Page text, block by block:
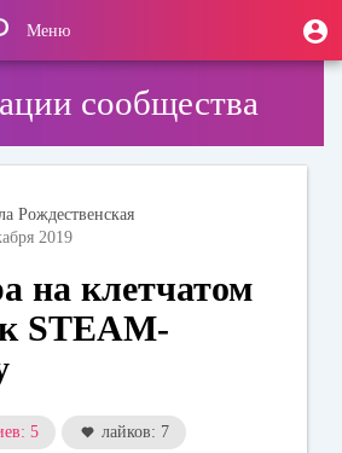
Меню
сообщества
Рождественская
2019
на клетчатом
STEAM-
5 лайков: 7